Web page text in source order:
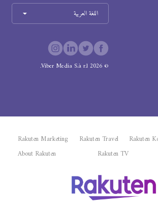
اللغة العربية
©
2026
Viber Media S.à r.l.
Rakuten
Rakuten Travel
Rakuten Marketing
Rakuten TV
About Rakuten